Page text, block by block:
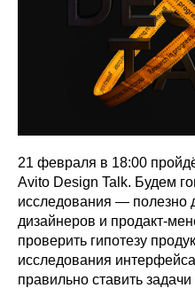
21 февраля в 18:00
Avito Design Talk. Будем
исследования — полезно
дизайнеров и продакт-
проверить гипотезу
исследования
правильно ставить